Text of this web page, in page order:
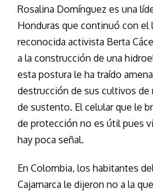
Rosalina Domínguez es una
Honduras que continuó con el
reconocida activista Berta
a la construcción de una
esta postura le ha traído
destrucción de sus cultivos de
de sustento. El celular que le
de protección no es útil pues
hay poca señal.
En Colombia, los habitantes
Cajamarca le dijeron no a la